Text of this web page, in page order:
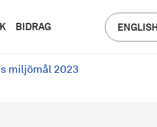
BIDRAG ENGLISH
miljömål 2023